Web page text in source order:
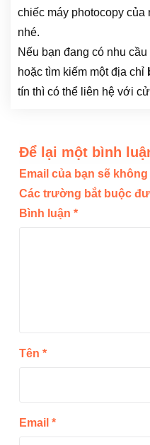
chiếc máy photocopy
nhé.
Nếu bạn đang có nhu cầu
hoặc tìm kiếm một địa chỉ
tín thì có thể liên hệ với
Để lại một bình
Email của bạn sẽ
Các trường bắt buộc
Bình luận *
Tên *
Email *